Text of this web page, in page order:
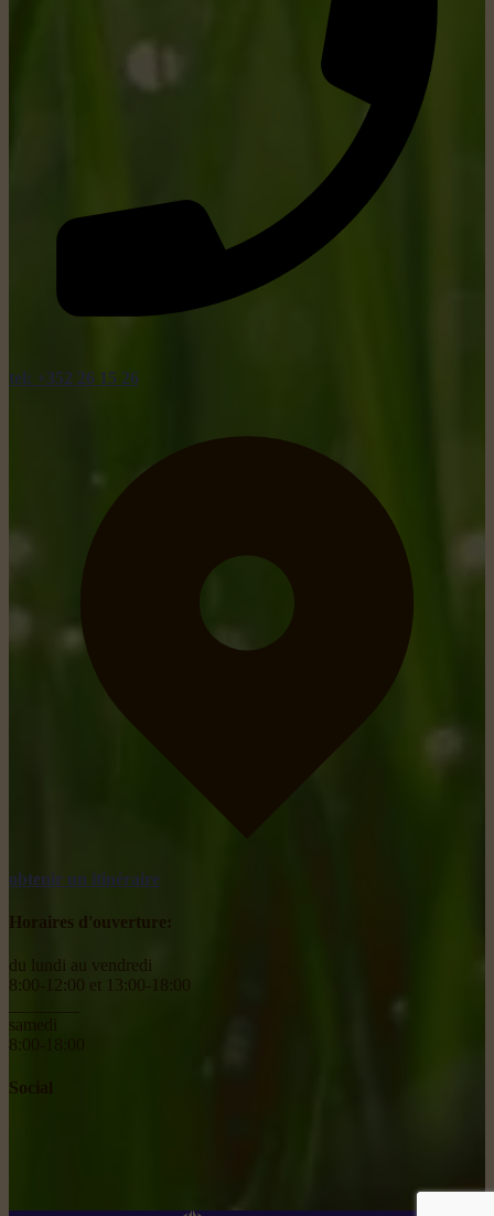
tel: +352 26 15 26
obtenir un itinéraire
Horaires d'ouverture:
du lundi au vendredi
8:00-12:00 et 13:00-18:00
samedi
8:00-18:00
Social